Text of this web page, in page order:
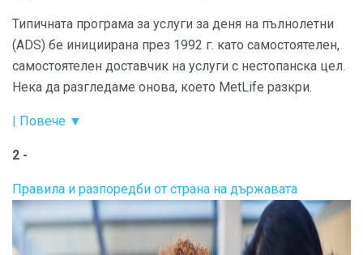
Типичната програма за услуги за деня на пълнолетни
(ADS) бе инициирана през 1992 г. като самостоятелен,
самостоятелен доставчик на услуги с нестопанска цел.
Нека да разгледаме онова, което MetLife разкри.
| Повече ▼
2 -
Правила и разпоредби от страна на държавата